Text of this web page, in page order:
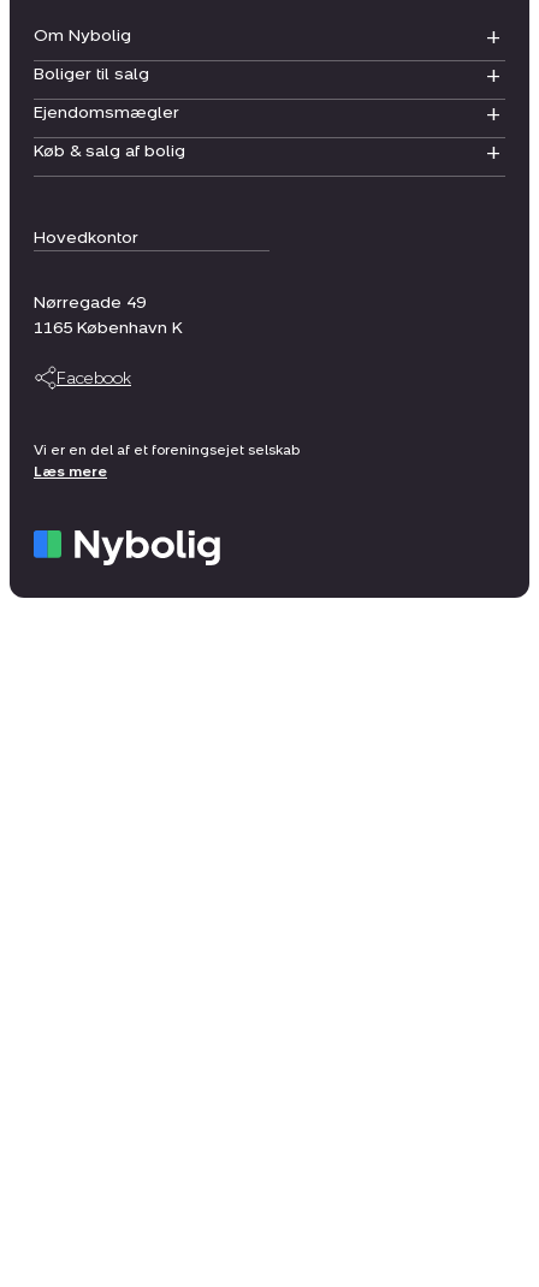
Hovedkontor
Nørregade 49
1165 København K
Facebook
Om Nybolig
Boliger til salg
Ejendomsmægler
Køb & salg af bolig
Vi er en del af et foreningsejet selskab
Læs mere